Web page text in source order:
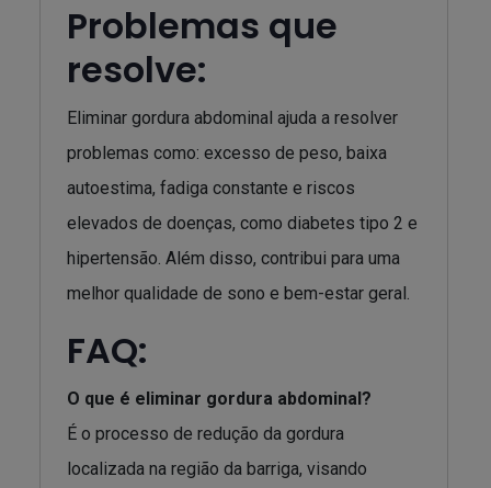
Problemas que
resolve:
Eliminar gordura abdominal ajuda a resolver
problemas como: excesso de peso, baixa
autoestima, fadiga constante e riscos
elevados de doenças, como diabetes tipo 2 e
hipertensão. Além disso, contribui para uma
melhor qualidade de sono e bem-estar geral.
FAQ:
O que é eliminar gordura abdominal?
É o processo de redução da gordura
localizada na região da barriga, visando